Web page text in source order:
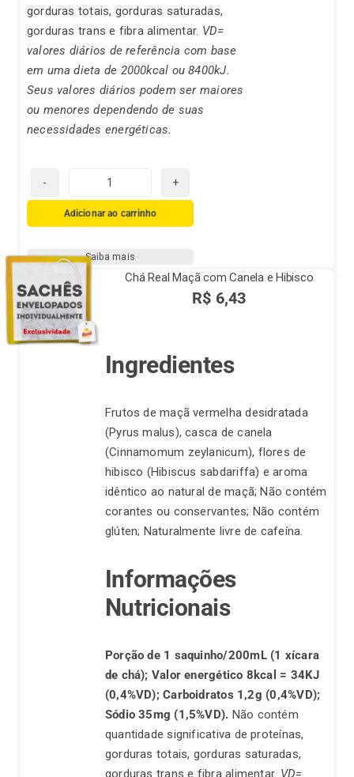
gorduras totais, gorduras saturadas,
gorduras trans e fibra alimentar. VD=
valores diários de referência com base
em uma dieta de 2000kcal ou 8400kJ.
Seus valores diários podem ser maiores
ou menores dependendo de suas
necessidades energéticas.
Chá
Real-
Capim
Cidreira
(Cymbopogon
Adicionar ao carrinho
Saiba mais
Chá Real Maçã com Canela e Hibisco
R$ 6,43
Ingredientes
Frutos de maçã vermelha desidratada
(Pyrus malus), casca de canela
(Cinnamomum zeylanicum), flores de
hibisco (Hibiscus sabdariffa) e aroma
idêntico ao natural de maçã; Não contém
corantes ou conservantes; Não contém
glúten; Naturalmente livre de cafeína.
Informações
Nutricionais
Porção de 1 saquinho/200mL (1 xícara
de chá); Valor energético 8kcal = 34KJ
(0,4%VD); Carboidratos 1,2g (0,4%VD);
Sódio 35mg (1,5%VD).
quantidade significativa de proteínas,
gorduras totais, gorduras saturadas,
gorduras trans e fibra alimentar. VD=